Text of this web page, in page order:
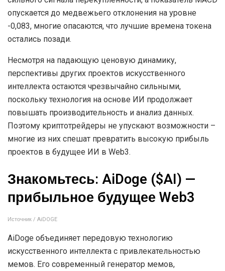
опускается до медвежьего отклонения на уровне
-0,083, многие опасаются, что лучшие времена токена
остались позади.
Несмотря на падающую ценовую динамику,
перспективы других проектов искусственного
интеллекта остаются чрезвычайно сильными,
поскольку технология на основе ИИ продолжает
повышать производительность и анализ данных.
Поэтому криптотрейдеры не упускают возможности –
многие из них спешат превратить высокую прибыль
проектов в будущее ИИ в Web3.
Знакомьтесь: AiDoge ($AI) —
прибыльное будущее Web3
Источник / AiDOGE
AiDoge объединяет передовую технологию
искусственного интеллекта с привлекательностью
мемов. Его современный генератор мемов,